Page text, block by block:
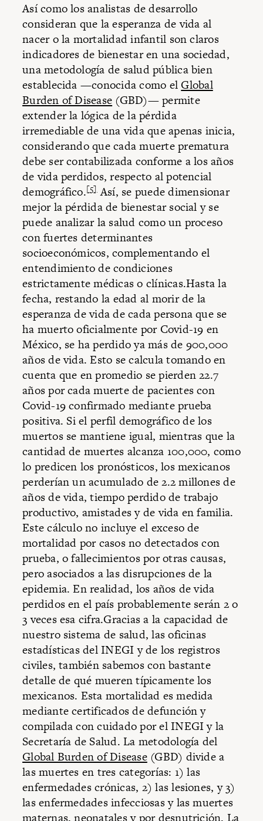
Así como los analistas de desarrollo
consideran que la esperanza de vida al
nacer o la mortalidad infantil son claros
indicadores de bienestar en una sociedad,
una metodología de salud pública bien
establecida —conocida como el Global
Burden of Disease (GBD)— permite
extender la lógica de la pérdida
irremediable de una vida que apenas inicia,
considerando que cada muerte prematura
debe ser contabilizada conforme a los años
de vida perdidos, respecto al potencial
demográfico.[5]Así, se puede dimensionar
mejor la pérdida de bienestar social y se
puede analizar la salud como un proceso
con fuertes determinantes
socioeconómicos, complementando el
entendimiento de condiciones
estrictamente médicas o clínicas.Hasta la
fecha, restando la edad al morir de la
esperanza de vida de cada persona que se
ha muerto oficialmente por Covid-19 en
México, se ha perdido ya más de 900,000
años de vida. Esto se calcula tomando en
cuenta que en promedio se pierden 22.7
años por cada muerte de pacientes con
Covid-19 confirmado mediante prueba
positiva. Si el perfil demográfico de los
muertos se mantiene igual, mientras que la
cantidad de muertes alcanza 100,000, como
lo predicen los pronósticos, los mexicanos
perderían un acumulado de 2.2 millones de
años de vida, tiempo perdido de trabajo
productivo, amistades y de vida en familia.
Este cálculo no incluye el exceso de
mortalidad por casos no detectados con
prueba, o fallecimientos por otras causas,
pero asociados a las disrupciones de la
epidemia. En realidad, los años de vida
perdidos en el país probablemente serán 2 o
3 veces esa cifra.Gracias a la capacidad de
nuestro sistema de salud, las oficinas
estadísticas del INEGI y de los registros
civiles, también sabemos con bastante
detalle de qué mueren típicamente los
mexicanos. Esta mortalidad es medida
mediante certificados de defunción y
compilada con cuidado por el INEGI y la
Secretaría de Salud. La metodología del
Global Burden of Disease(GBD) divide a
las muertes en tres categorías: 1) las
enfermedades crónicas, 2) las lesiones, y 3)
las enfermedades infecciosas y las muertes
maternas, neonatales y por desnutrición. La